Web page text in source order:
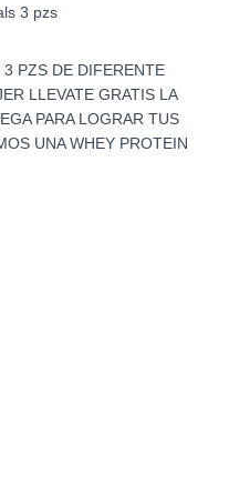
3 pzs
PZS DE DIFERENTE
LLEVATE GRATIS LA
PARA LOGRAR TUS
UNA WHEY PROTEIN